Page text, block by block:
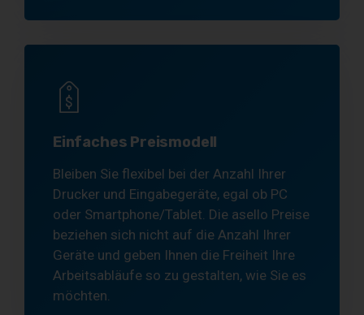
Einfaches Preismodell
Bleiben Sie flexibel bei der Anzahl Ihrer
Drucker und Eingabegeräte, egal ob PC
oder Smartphone/Tablet. Die asello Preise
beziehen sich nicht auf die Anzahl Ihrer
Geräte und geben Ihnen die Freiheit Ihre
Arbeitsabläufe so zu gestalten, wie Sie es
möchten.